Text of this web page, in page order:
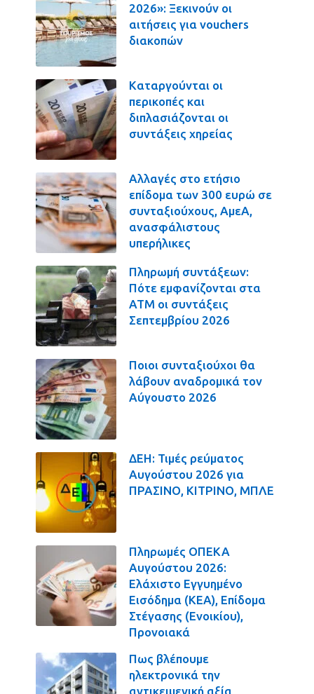
2026»: Ξεκινούν οι
αιτήσεις για vouchers
διακοπών
Καταργούνται οι
περικοπές και
διπλασιάζονται οι
συντάξεις χηρείας
Αλλαγές στο ετήσιο
επίδομα των 300 ευρώ σε
συνταξιούχους, ΑμεΑ,
ανασφάλιστους
υπερήλικες
Πληρωμή συντάξεων:
Πότε εμφανίζονται στα
ΑΤΜ οι συντάξεις
Σεπτεμβρίου 2026
Ποιοι συνταξιούχοι θα
λάβουν αναδρομικά τον
Αύγουστο 2026
ΔΕΗ: Τιμές ρεύματος
Αυγούστου 2026 για
ΠΡΑΣΙΝΟ, ΚΙΤΡΙΝΟ, ΜΠΛΕ
Πληρωμές ΟΠΕΚΑ
Αυγούστου 2026:
Ελάχιστο Εγγυημένο
Εισόδημα (ΚΕΑ), Επίδομα
Στέγασης (Ενοικίου),
Προνοιακά
Πως βλέπουμε
ηλεκτρονικά την
αντικειμενική αξία